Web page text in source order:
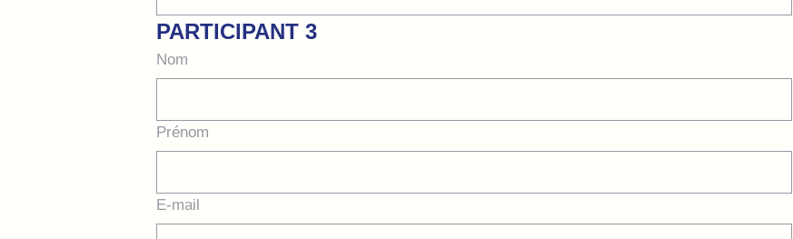
PARTICIPANT 3
Nom
Prénom
E-mail